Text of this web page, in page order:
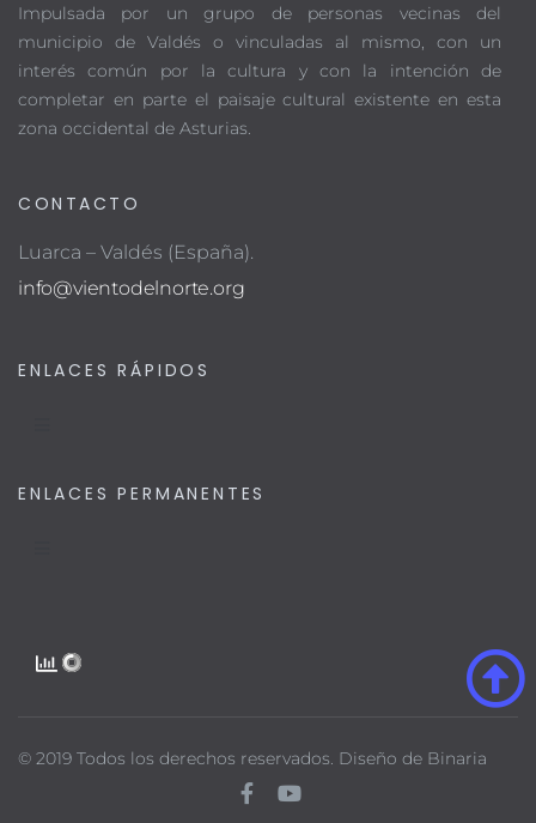
Impulsada por un grupo de personas vecinas del
municipio de Valdés o vinculadas al mismo, con un
interés común por la cultura y con la intención de
completar en parte el paisaje cultural existente en esta
zona occidental de Asturias.
CONTACTO
Luarca – Valdés (España).
info@vientodelnorte.org
ENLACES RÁPIDOS
ENLACES PERMANENTES
© 2019 Todos los derechos reservados. Diseño de Binaria